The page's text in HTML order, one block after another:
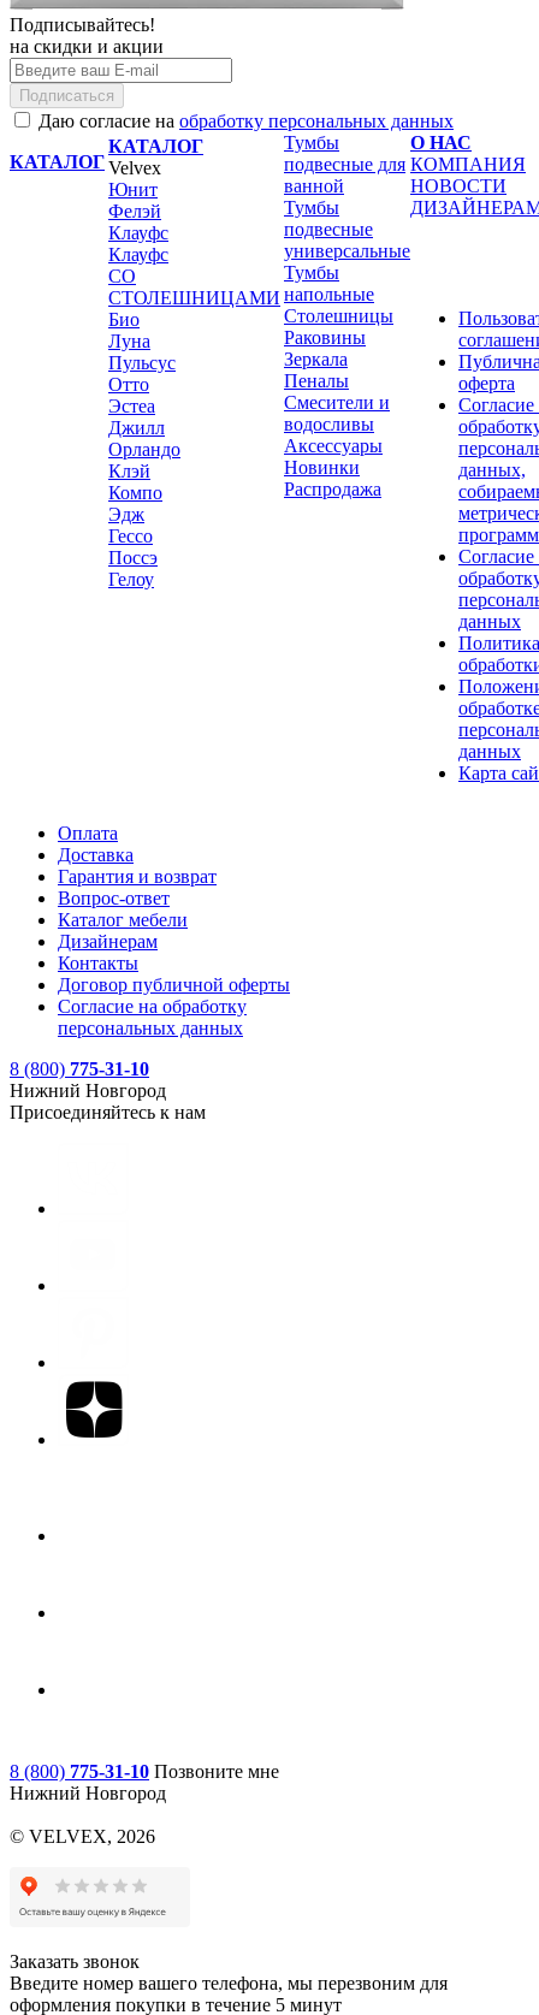
Подписывайтесь!
на скидки и акции
Подписаться
Даю согласие на обработку персональных данных
КАТАЛОГ
КАТАЛОГ
Velvex
Юнит
Фелэй
Клауфс
Клауфс
СО
СТОЛЕШНИЦАМИ
Био
Луна
Пульсус
Отто
Эстеа
Джилл
Орландо
Клэй
Компо
Эдж
Гессо
Поссэ
Гелоу
Тумбы
подвесные для
ванной
Тумбы
подвесные
универсальные
Тумбы
напольные
Столешницы
Раковины
Зеркала
Пеналы
Смесители и
водосливы
Аксессуары
Новинки
Распродажа
О НАС
КОМПАНИЯ
НОВОСТИ
оферта
Согласие
данных,
Согласие
данных
Политика
данных
Карта
Оплата
Доставка
Гарантия и возврат
Вопрос-ответ
Каталог мебели
Дизайнерам
Контакты
Договор публичной оферты
Согласие на обработку
персональных данных
8 (800) 775-31-10
Нижний Новгород
Присоединяйтесь к нам
8 (800) 775-31-10 Позвоните мне
Нижний Новгород
© VELVEX, 2026
Заказать звонок
Введите номер вашего телефона, мы перезвоним для
оформления покупки в течение 5 минут